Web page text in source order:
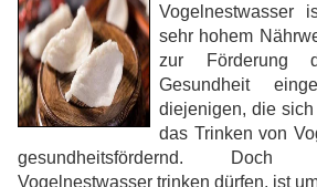
Vogelnestwasser
sehr hohem
zur Förderung
Gesundheit
diejenigen, die
das Trinken von
gesundheitsfördernd.
Vogelnestwasser trinken dürfen, ist